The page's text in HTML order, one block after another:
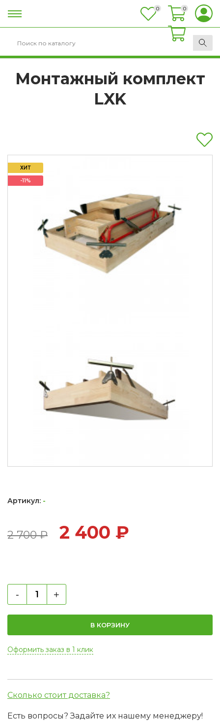
0 0
0
Монтажный комплект
LXK
ХИТ
-11%
Артикул: -
2 700₽ 2 400 ₽
- +
В КОРЗИНУ
Оформить заказ в 1 клик
Сколько стоит доставка?
Есть вопросы? Задайте их нашему менеджеру!